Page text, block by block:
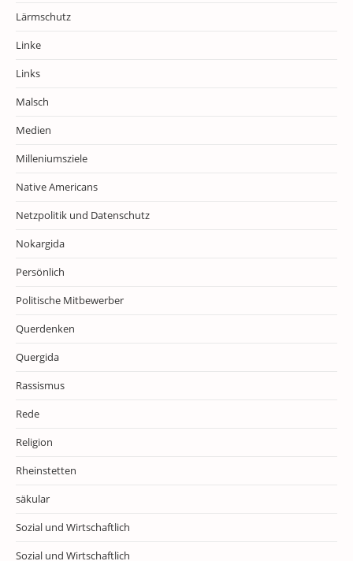
Lärmschutz
Linke
Links
Malsch
Medien
Milleniumsziele
Native Americans
Netzpolitik und Datenschutz
Nokargida
Persönlich
Politische Mitbewerber
Querdenken
Quergida
Rassismus
Rede
Religion
Rheinstetten
säkular
Sozial und Wirtschaftlich
Sozial und Wirtschaftlich